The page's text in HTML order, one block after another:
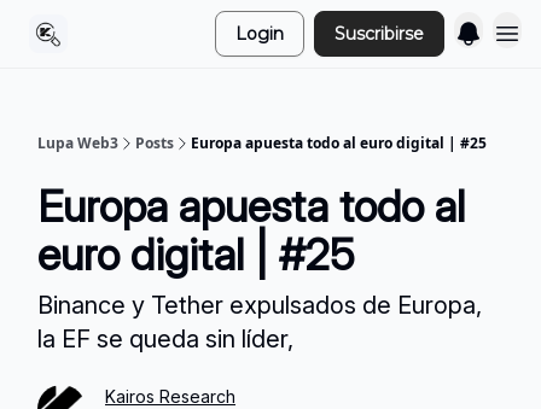
Login Suscribirse
Lupa Web3 Posts Europa apuesta todo al euro digital | #25
Europa apuesta todo al
euro digital | #25
Binance y Tether expulsados de Europa,
la EF se queda sin líder,
Kairos Research